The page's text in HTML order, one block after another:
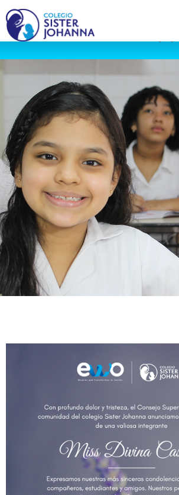
Warning: Undefined variable $content in
C:\xampp\htdocs\colsisterjohanna\wp-
content\themes\fundemabu\header.php